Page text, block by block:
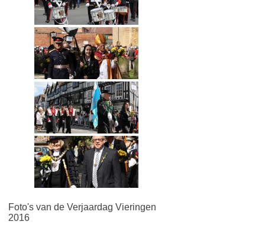
Foto's van de Verjaardag Vieringen
2016